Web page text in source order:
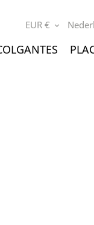
EUR € expand_more